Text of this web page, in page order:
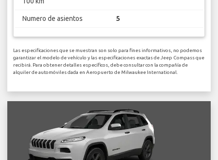
Numero de asientos 5
Las especificaciones que se muestran son solo para fines informativos, no podemos
garantizar el modelo de vehículo y las especificaciones exactas de Jeep Compass que
recibirá. Para obtener detalles específicos, debe consultar con la compañía de
alquiler de automóviles dada en Aeropuerto de Milwaukee International.